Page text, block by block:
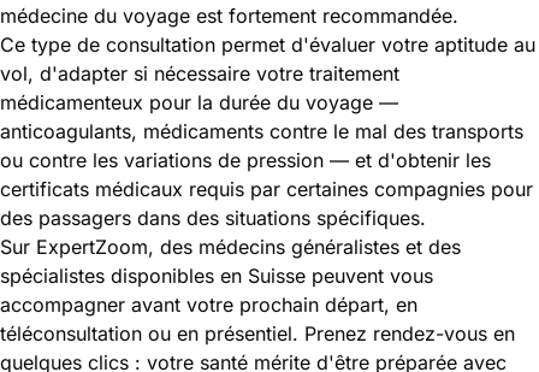
médecine du voyage est fortement recommandée.
Ce type de consultation permet d'évaluer votre aptitude au
vol, d'adapter si nécessaire votre traitement
médicamenteux pour la durée du voyage —
anticoagulants, médicaments contre le mal des transports
ou contre les variations de pression — et d'obtenir les
certificats médicaux requis par certaines compagnies pour
des passagers dans des situations spécifiques.
Sur ExpertZoom, des médecins généralistes et des
spécialistes disponibles en Suisse peuvent vous
accompagner avant votre prochain départ, en
téléconsultation ou en présentiel. Prenez rendez-vous en
quelques clics : votre santé mérite d'être préparée avec